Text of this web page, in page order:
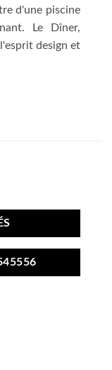
d'une piscine
Le Dîner,
design et